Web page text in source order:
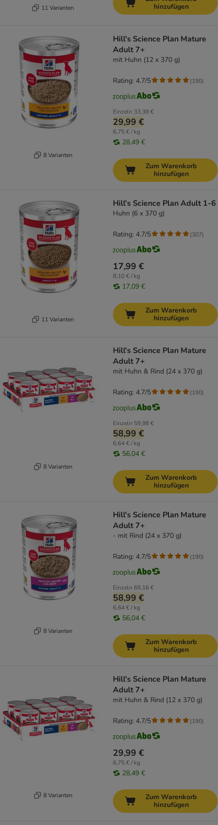
11 Varianten
hinzufügen
8 Varianten
Hill's Science Plan Mature
Adult 7+
mit Huhn (12 x 370 g)
Einzeln 33,38 €
29,99 €
6,75 € / kg
28,49 €
Rating: 4.7/5 (190)
Zum Warenkorb
hinzufügen
11 Varianten
Hill's Science Plan Adult 1-6
Huhn (6 x 370 g)
17,99 €
8,10 € / kg
17,09 €
Rating: 4.7/5 (307)
Zum Warenkorb
hinzufügen
8 Varianten
Hill's Science Plan Mature
Adult 7+
mit Huhn & Rind (24 x 370 g)
Einzeln 59,98 €
58,99 €
6,64 € / kg
56,04 €
Rating: 4.7/5 (190)
Zum Warenkorb
hinzufügen
8 Varianten
Hill's Science Plan Mature
Adult 7+
- mit Rind (24 x 370 g)
Einzeln 69,16 €
58,99 €
6,64 € / kg
56,04 €
Rating: 4.7/5 (190)
Zum Warenkorb
hinzufügen
8 Varianten
Hill's Science Plan Mature
Adult 7+
mit Huhn & Rind (12 x 370 g)
29,99 €
6,75 € / kg
28,49 €
Rating: 4.7/5 (190)
Zum Warenkorb
hinzufügen